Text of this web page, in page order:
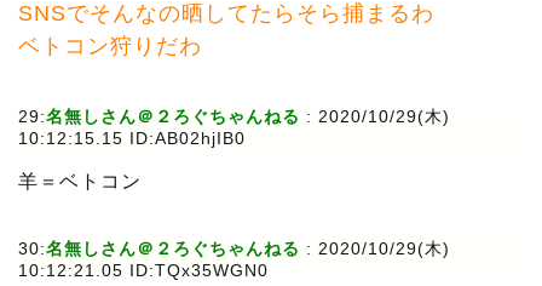
SNSでそんなの晒してたらそら捕まるわ
ベトコン狩りだわ
29:名無しさん＠２ろぐちゃんねる : 2020/10/29(木)
10:12:15.15 ID:AB02hjIB0
羊＝ベトコン
30:名無しさん＠２ろぐちゃんねる : 2020/10/29(木)
10:12:21.05 ID:TQx35WGN0